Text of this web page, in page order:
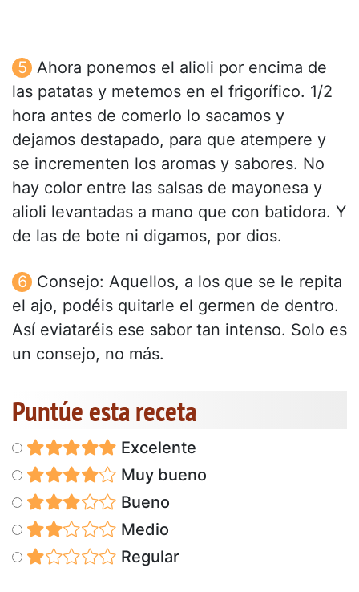
Ahora ponemos el alioli por encima de
las patatas y metemos en el frigorífico. 1/2
hora antes de comerlo lo sacamos y
dejamos destapado, para que atempere y
se incrementen los aromas y sabores. No
hay color entre las salsas de mayonesa y
alioli levantadas a mano que con batidora. Y
de las de bote ni digamos, por dios.
Consejo: Aquellos, a los que se le repita
el ajo, podéis quitarle el germen de dentro.
Así eviataréis ese sabor tan intenso. Solo es
un consejo, no más.
Puntúe esta receta
Excelente
Muy bueno
Bueno
Medio
Regular